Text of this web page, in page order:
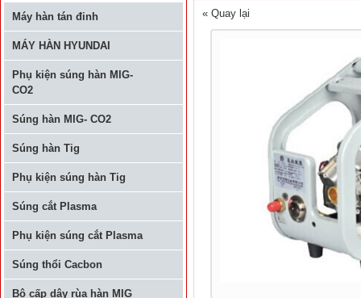
Máy hàn tán đinh
MÁY HÀN HYUNDAI
Phụ kiện súng hàn MIG-
CO2
Súng hàn MIG- CO2
Súng hàn Tig
Phụ kiện súng hàn Tig
Súng cắt Plasma
Phụ kiện súng cắt Plasma
Súng thổi Cacbon
Bộ cấp dây rùa hàn MIG
« Quay lại